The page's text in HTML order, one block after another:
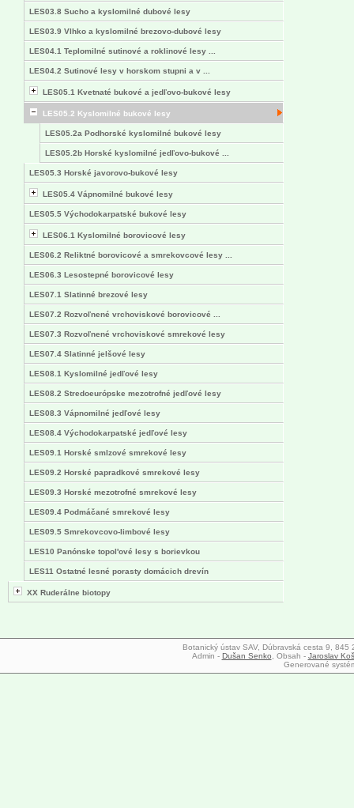
LES03.8 Sucho a kyslomilné dubové lesy
LES03.9 Vlhko a kyslomilné brezovo-dubové lesy
LES04.1 Teplomilné sutinové a roklinové lesy ...
LES04.2 Sutinové lesy v horskom stupni a v ...
LES05.1 Kvetnaté bukové a jedľovo-bukové lesy
LES05.2 Kyslomilné bukové lesy
LES05.2a Podhorské kyslomilné bukové lesy
LES05.2b Horské kyslomilné jedľovo-bukové ...
LES05.3 Horské javorovo-bukové lesy
LES05.4 Vápnomilné bukové lesy
LES05.5 Východokarpatské bukové lesy
LES06.1 Kyslomilné borovicové lesy
LES06.2 Reliktné borovicové a smrekovcové lesy ...
LES06.3 Lesostepné borovicové lesy
LES07.1 Slatinné brezové lesy
LES07.2 Rozvoľnené vrchoviskové borovicové ...
LES07.3 Rozvoľnené vrchoviskové smrekové lesy
LES07.4 Slatinné jelšové lesy
LES08.1 Kyslomilné jedľové lesy
LES08.2 Stredoeurópske mezotrofné jedľové lesy
LES08.3 Vápnomilné jedľové lesy
LES08.4 Východokarpatské jedľové lesy
LES09.1 Horské smlzové smrekové lesy
LES09.2 Horské papradkové smrekové lesy
LES09.3 Horské mezotrofné smrekové lesy
LES09.4 Podmáčané smrekové lesy
LES09.5 Smrekovcovo-limbové lesy
LES10 Panónske topol'ové lesy s borievkou
LES11 Ostatné lesné porasty domácich drevín
XX Ruderálne biotopy
Botanický ústav SAV, Dúbravská cesta 9,
Admin - Dušan Senko , Obsah - Jaroslav
Generované